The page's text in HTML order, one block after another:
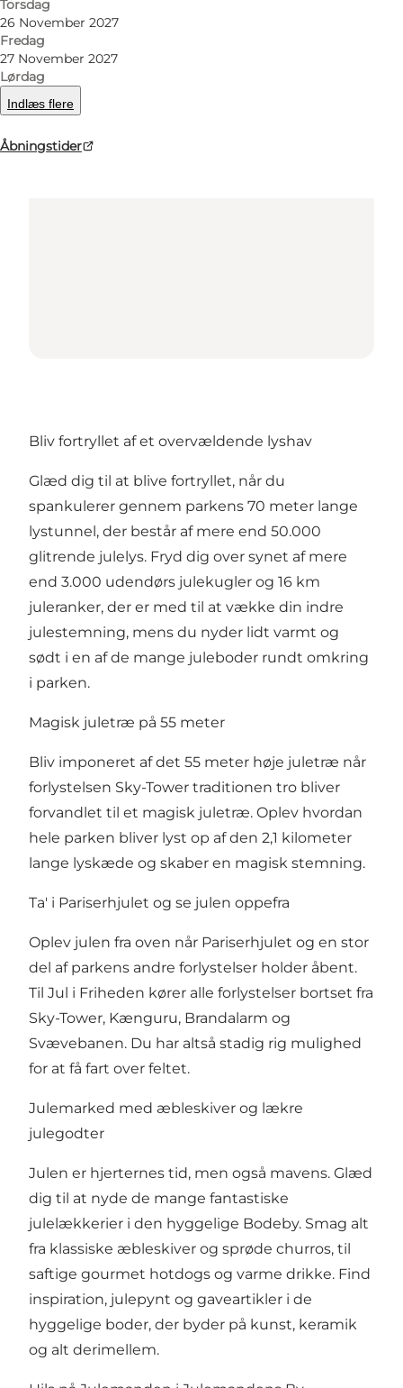
Torsdag
26 November 2027
Fredag
27 November 2027
Lørdag
Indlæs flere
Åbningstider
Bliv fortryllet af et overvældende lyshav
Glæd dig til at blive fortryllet, når du
spankulerer gennem parkens 70 meter lange
lystunnel, der består af mere end 50.000
glitrende julelys. Fryd dig over synet af mere
end 3.000 udendørs julekugler og 16 km
juleranker, der er med til at vække din indre
julestemning, mens du nyder lidt varmt og
sødt i en af de mange juleboder rundt omkring
i parken.
Magisk juletræ på 55 meter
Bliv imponeret af det 55 meter høje juletræ når
forlystelsen Sky-Tower traditionen tro bliver
forvandlet til et magisk juletræ. Oplev hvordan
hele parken bliver lyst op af den 2,1 kilometer
lange lyskæde og skaber en magisk stemning.
Ta' i Pariserhjulet og se julen oppefra
Oplev julen fra oven når Pariserhjulet og en stor
del af parkens andre forlystelser holder åbent.
Til Jul i Friheden kører alle forlystelser bortset fra
Sky-Tower, Kænguru, Brandalarm og
Svævebanen. Du har altså stadig rig mulighed
for at få fart over feltet.
Julemarked med æbleskiver og lækre
julegodter
Julen er hjerternes tid, men også mavens. Glæd
dig til at nyde de mange fantastiske
julelækkerier i den hyggelige Bodeby. Smag alt
fra klassiske æbleskiver og sprøde churros, til
saftige gourmet hotdogs og varme drikke. Find
inspiration, julepynt og gaveartikler i de
hyggelige boder, der byder på kunst, keramik
og alt derimellem.